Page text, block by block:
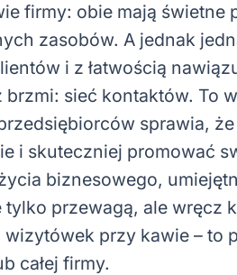
firmy: obie mają świetne
zasobów. A jednak
i z łatwością
sieć kontaktów. To
sprawia,
i skuteczniej promować
biznesowego,
tylko przewagą, ale
przy kawie – to
całej firmy.